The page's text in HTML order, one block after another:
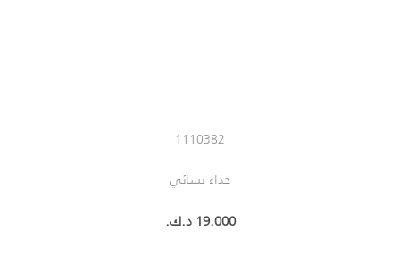
1110382
حذاء نسائي
19.000 د.ك.‏